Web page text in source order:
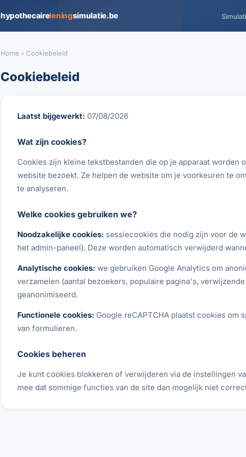
hypothecaireleningsimulatie.be
Home › Cookiebeleid
Cookiebeleid
Laatst bijgewerkt: 07/08/2026
Wat zijn cookies?
Cookies zijn kleine tekstbestanden die op je apparaat worden
website bezoekt. Ze helpen de website om je voorkeuren te
te analyseren.
Welke cookies gebruiken we?
Noodzakelijke cookies: sessiecookies die nodig zijn voor de
het admin-paneel). Deze worden automatisch verwijderd
Analytische cookies: we gebruiken Google Analytics om
verzamelen (aantal bezoekers, populaire pagina's,
geanonimiseerd.
Functionele cookies: Google reCAPTCHA plaatst cookies om
van formulieren.
Cookies beheren
Je kunt cookies blokkeren of verwijderen via de instellingen
mee dat sommige functies van de site dan mogelijk niet